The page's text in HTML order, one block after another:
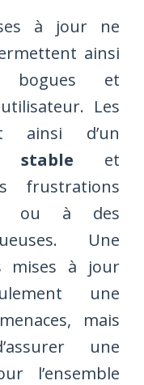
à jour ne
ainsi
bogues et
utilisateur. Les
ainsi d’un
stable et
frustrations
ou à des
Une
mises à jour
une
mais
une
l’ensemble